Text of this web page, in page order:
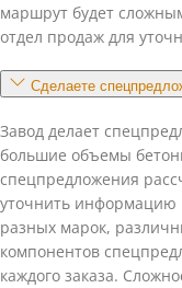
маршрут будет
отдел продаж для
Сделаете
Завод делает
большие объемы
спецпредложения
уточнить информацию
разных марок,
компонентов
каждого заказа.